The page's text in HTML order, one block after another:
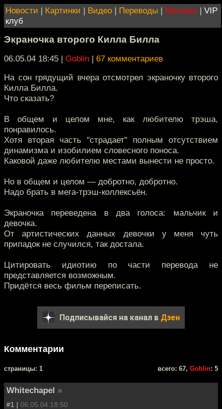
Новости | Картинки | Видео | Переводы | Магазин | VIP
клуб
Экраночка второго Килла Билла
06.05.04 18:45 | Goblin | 67 комментариев
На сон грядущий вчера отсмотрел экраночку второго
Килла Билла.
Что сказать?
В общем и целом мне, как любителю трэша,
понравилось.
Хотя вторая часть "страдает" полным отсутствием
динамизма и изобилием словесного поноса.
Каковой даже любителю местами вынести не просто.
Но в общем и целом — добротно, добротно.
Надо брать в мега-трэш-коллексьён.
Экраночка переведена в два голоса: мальчик и
девочка.
От артистических данных девочки у меня чуть
припадок не случился, так достала.
Цитировать идиотию по части перевода не
представляется возможным.
Придётся весь фильм переписать.
Подписывайся на канал в Дзен
Комментарии
cтраницы: 1 всего: 67, Goblin: 5
Whitechapel »
#1 | 06.05.04 18:50